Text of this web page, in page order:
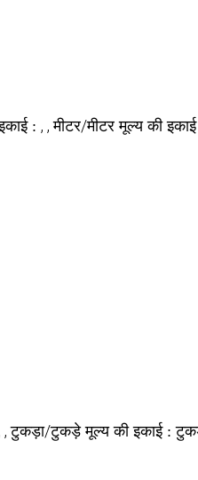
: , , मीटर/मीटर मूल्य की
, टुकड़ा/टुकड़े मूल्य की इकाई :